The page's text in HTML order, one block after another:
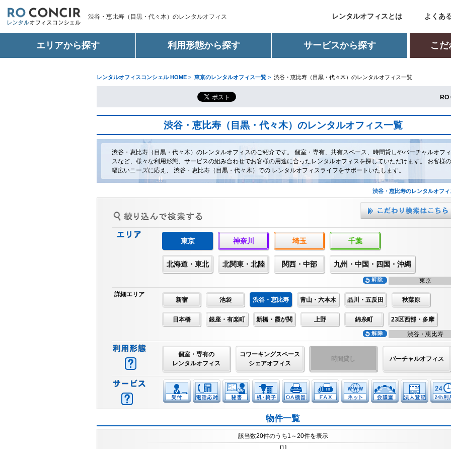
渋谷・恵比寿（目黒・代々木）のレンタルオフィス レンタルオフィスとは よくあ
エリアから探す 利用形態から探す サービスから探す こ
レンタルオフィスコンシェル HOME > 東京のレンタルオフィス一覧 > 渋谷・恵比寿（目黒・代々木）のレンタルオフィス一覧
渋谷・恵比寿（目黒・代々木）のレンタルオフィス一覧
渋谷・恵比寿（目黒・代々木）のレンタルオフィスのご紹介です。 個室・専有、共有スペース、時間貸しやバーチャルオフィ
スなど、様々な利用形態、サービスの組み合わせでお客様の用途に合ったレンタルオフィスを探していただけます。 お客様の
幅広いニーズに応え、 渋谷・恵比寿（目黒・代々木）での レンタルオフィスライフをサポートいたします。
渋谷・恵比寿のレンタルオフ
東京 神奈川 埼玉 千葉
北海道・東北 北関東・北陸 関西・中部 九州・中国・四国・沖縄
東京
詳細エリア
新宿 池袋 渋谷・恵比寿 青山・六本木 品川・五反田 秋葉原
日本橋 銀座・有楽町 新橋・霞が関 上野 錦糸町 23区西部・多摩
渋谷・恵比寿
個室・専有の
レンタルオフィス
コワーキングスペース
シェアオフィス
時間貸し バーチャルオフィス
物件一覧
該当数20件のうち1～20件を表示